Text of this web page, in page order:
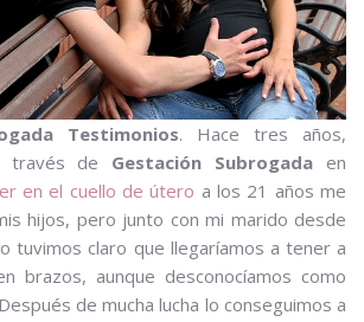
Testimonios. Hace tres años,
través de Gestación Subrogada en
en el cuello de útero a los 21 años me
hijos, pero junto con mi marido desde
tuvimos claro que llegaríamos a tener a
brazos, aunque desconocíamos como
de mucha lucha lo conseguimos a